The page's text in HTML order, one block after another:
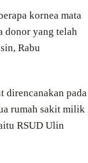
kornea mata
donor yang telah
Rabu
direncanakan pada
rumah sakit milik
RSUD Ulin